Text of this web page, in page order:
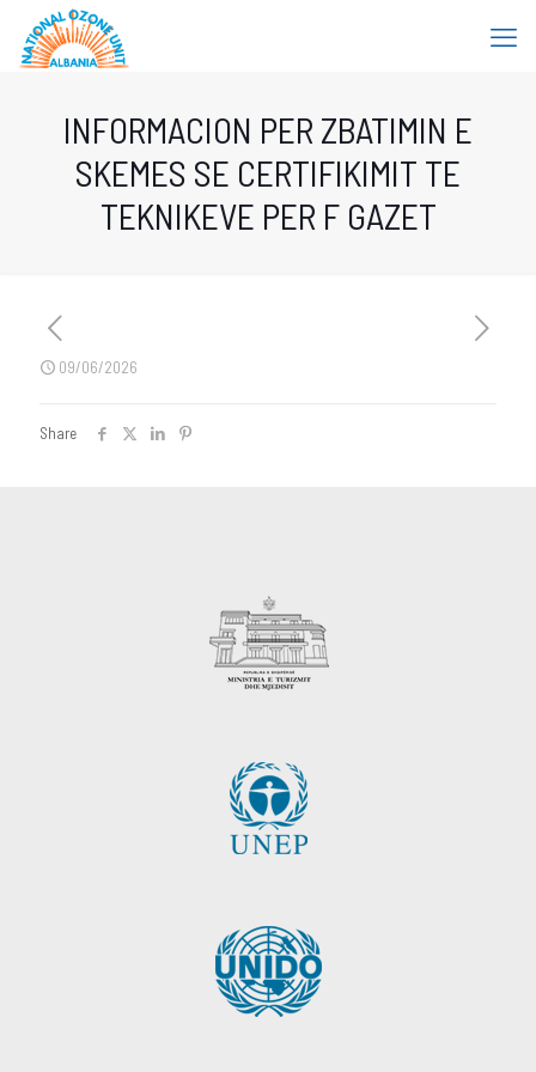
INFORMACION PER ZBATIMIN E
SKEMES SE CERTIFIKIMIT TE
TEKNIKEVE PER F GAZET
09/06/2026
Share